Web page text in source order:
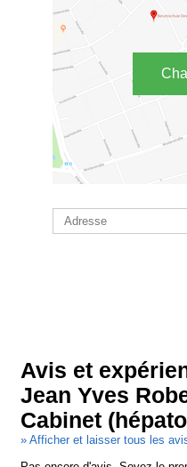
Avis et
Jean Yves
Cabinet
» Afficher et laisser tous les